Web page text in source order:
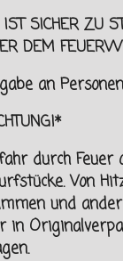
SICHER ZU
DEM
an
durch
Von
und
in